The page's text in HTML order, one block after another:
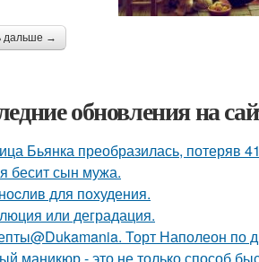
дальше →
обновления на
Бьянка преобразилась, потеряв
бесит сын мужа.
для похудения.
или деградация.
Торт Наполеон по